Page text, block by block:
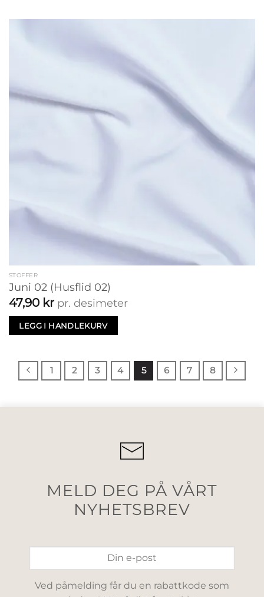
STOFFER
Juni 02 (Husflid 02)
47,90 kr pr. desimeter
LEGG I HANDLEKURV
1 2 3 4 5 6 7 8
MELD DEG PÅ VÅRT
NYHETSBREV
Ved påmelding får du en rabattkode som